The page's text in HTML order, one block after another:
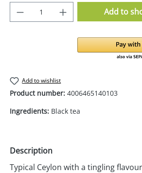
Product Quantity: Enter
Add to
Add to wishlist
Product number: 4006465140103
Ingredients: Black tea
Description
Typical Ceylon with a tingling